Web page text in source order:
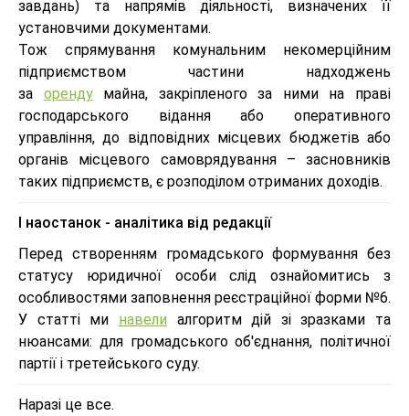
завдань) та напрямів діяльності, визначених її
установчими документами.
Тож спрямування комунальним некомерційним
підприємством частини надходжень
за орендумайна, закріпленого за ними на праві
господарського відання або оперативного
управління, до відповідних місцевих бюджетів або
органів місцевого самоврядування – засновників
таких підприємств, є розподілом отриманих доходів.
І наостанок - аналітика від редакції
Перед створенням громадського формування без
статусу юридичної особи слід ознайомитись з
особливостями заповнення реєстраційної форми №6.
У статті ми навелиалгоритм дій зі зразками та
нюансами: для громадського об'єднання, політичної
партії і третейського суду.
Наразі це все.